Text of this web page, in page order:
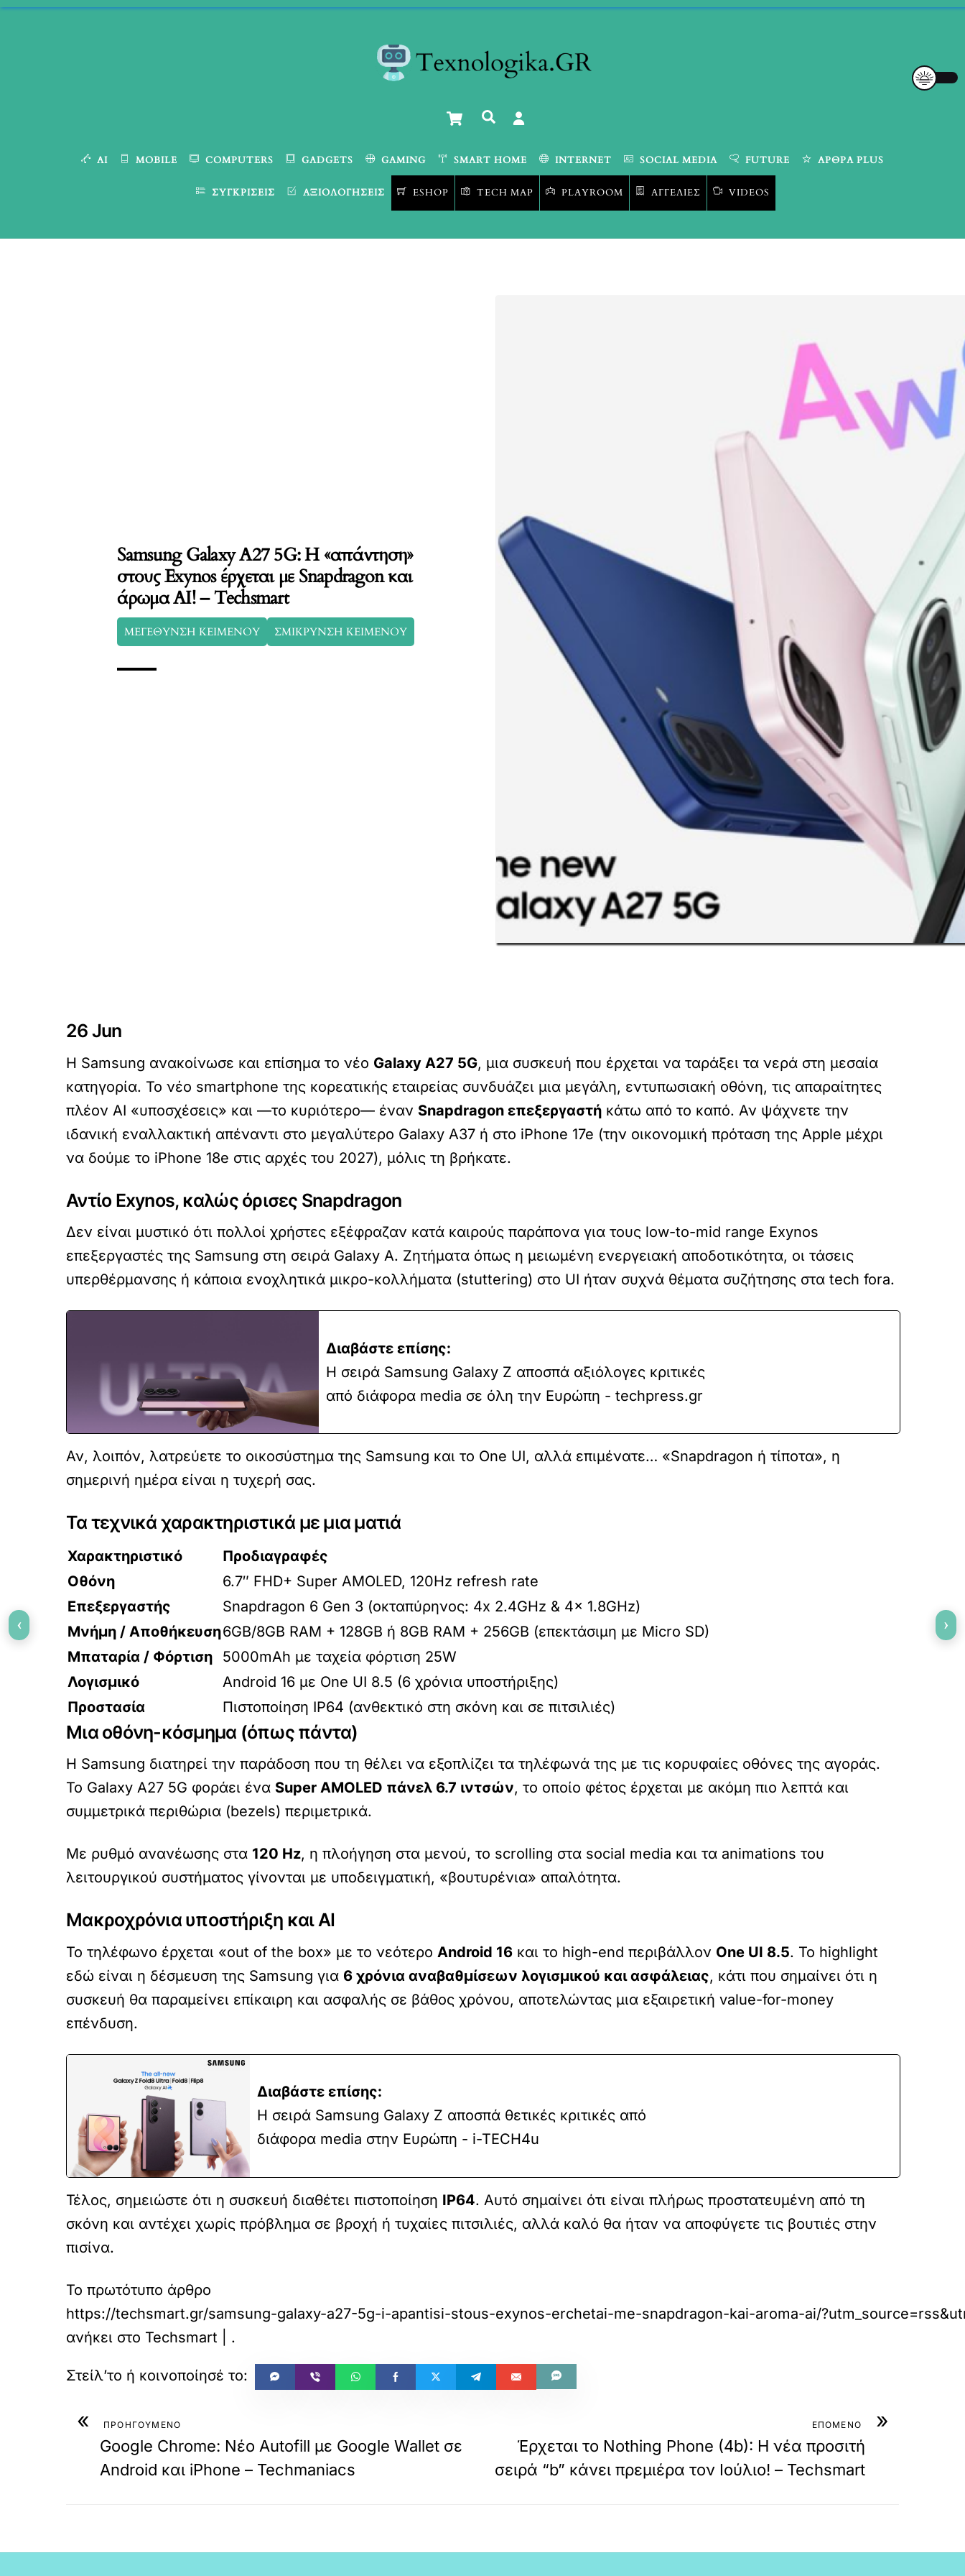
Skip
Cart Αναζήτηση
AI MOBILE COMPUTERS GADGETS GAMING SMART HOME INTERNET SOCIAL MEDIA FUTURE ΆΡΘΡΑ PLUS
ΣΥΓΚΡΊΣΕΙΣ ΑΞΙΟΛΟΓΉΣΕΙΣ ESHOP TECH MAP PLAYROOM ΑΓΓΕΛΊΕΣ VIDEOS
Samsung Galaxy A27 5G: Η «απάντηση»
στους Exynos έρχεται με Snapdragon και
άρωμα AI! – Techsmart
ΜΕΓΕΘΥΝΣΗ ΚΕΙΜΕΝΟΥ ΣΜΙΚΡΥΝΣΗ ΚΕΙΜΕΝΟΥ
26 Jun
Η Samsung ανακοίνωσε και επίσημα το νέο Galaxy A27 5G, μια συσκευή που έρχεται να ταράξει τα νερά στη μεσαία
κατηγορία. Το νέο smartphone της κορεατικής εταιρείας συνδυάζει μια μεγάλη, εντυπωσιακή οθόνη, τις απαραίτητες
πλέον AI «υποσχέσεις» και —το κυριότερο— έναν Snapdragon επεξεργαστή κάτω από το καπό. Αν ψάχνετε την
ιδανική εναλλακτική απέναντι στο μεγαλύτερο Galaxy A37 ή στο iPhone 17e (την οικονομική πρόταση της Apple μέχρι
να δούμε το iPhone 18e στις αρχές του 2027), μόλις τη βρήκατε.
Αντίο Exynos, καλώς όρισες Snapdragon
Δεν είναι μυστικό ότι πολλοί χρήστες εξέφραζαν κατά καιρούς παράπονα για τους low-to-mid range Exynos
επεξεργαστές της Samsung στη σειρά Galaxy A. Ζητήματα όπως η μειωμένη ενεργειακή αποδοτικότητα, οι τάσεις
υπερθέρμανσης ή κάποια ενοχλητικά μικρο-κολλήματα (stuttering) στο UI ήταν συχνά θέματα συζήτησης στα tech fora.
Διαβάστε επίσης:
Η σειρά Samsung Galaxy Z αποσπά αξιόλογες κριτικές
από διάφορα media σε όλη την Ευρώπη - techpress.gr
Αν, λοιπόν, λατρεύετε το οικοσύστημα της Samsung και το One UI, αλλά επιμένατε… «Snapdragon ή τίποτα», η
σημερινή ημέρα είναι η τυχερή σας.
Τα τεχνικά χαρακτηριστικά με μια ματιά
Χαρακτηριστικό
Προδιαγραφές
Οθόνη
6.7″ FHD+ Super AMOLED, 120Hz refresh rate
Επεξεργαστής
Snapdragon 6 Gen 3 (οκταπύρηνος: 4x 2.4GHz & 4x 1.8GHz)
Μνήμη / Αποθήκευση6GB/8GB RAM + 128GB ή 8GB RAM + 256GB (επεκτάσιμη με Micro SD)
Μπαταρία / Φόρτιση
5000mAh με ταχεία φόρτιση 25W
Λογισμικό
Android 16 με One UI 8.5 (6 χρόνια υποστήριξης)
Προστασία
Πιστοποίηση IP64 (ανθεκτικό στη σκόνη και σε πιτσιλιές)
Μια οθόνη-κόσμημα (όπως πάντα)
Η Samsung διατηρεί την παράδοση που τη θέλει να εξοπλίζει τα τηλέφωνά της με τις κορυφαίες οθόνες της αγοράς.
Το Galaxy A27 5G φοράει ένα Super AMOLED πάνελ 6.7 ιντσών, το οποίο φέτος έρχεται με ακόμη πιο λεπτά και
συμμετρικά περιθώρια (bezels) περιμετρικά.
Με ρυθμό ανανέωσης στα 120 Hz, η πλοήγηση στα μενού, το scrolling στα social media και τα animations του
λειτουργικού συστήματος γίνονται με υποδειγματική, «βουτυρένια» απαλότητα.
Μακροχρόνια υποστήριξη και AI
Το τηλέφωνο έρχεται «out of the box» με το νεότερο Android 16 και το high-end περιβάλλον One UI 8.5. Το highlight
εδώ είναι η δέσμευση της Samsung για 6 χρόνια αναβαθμίσεων λογισμικού και ασφάλειας, κάτι που σημαίνει ότι η
συσκευή θα παραμείνει επίκαιρη και ασφαλής σε βάθος χρόνου, αποτελώντας μια εξαιρετική value-for-money
επένδυση.
Διαβάστε επίσης:
Η σειρά Samsung Galaxy Z αποσπά θετικές κριτικές από
διάφορα media στην Ευρώπη - i-TECH4u
Τέλος, σημειώστε ότι η συσκευή διαθέτει πιστοποίηση IP64. Αυτό σημαίνει ότι είναι πλήρως προστατευμένη από τη
σκόνη και αντέχει χωρίς πρόβλημα σε βροχή ή τυχαίες πιτσιλιές, αλλά καλό θα ήταν να αποφύγετε τις βουτιές στην
πισίνα.
Το πρωτότυπο άρθρο
https://techsmart.gr/samsung-galaxy-a27-5g-i-apantisi-stous-exynos-erchetai-me-snapdragon-kai-aroma-ai/
ανήκει στο Techsmart | .
« ΠΡΟΗΓΟΥΜΕΝΟ
Google Chrome: Νέο Autofill με Google Wallet σε
Android και iPhone – Techmaniacs
»
ΕΠΟΜΕΝΟ
Έρχεται το Nothing Phone (4b): Η νέα προσιτή
σειρά “b” κάνει πρεμιέρα τον Ιούλιο! – Techsmart
‹ ›